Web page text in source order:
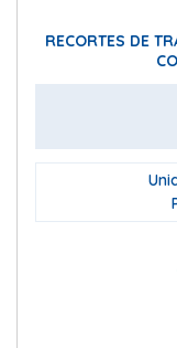
RECORTES DE